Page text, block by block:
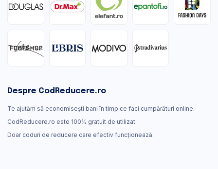
Despre CodReducere.ro
Te ajutăm să economisești bani în timp ce faci cumpărături online.
CodReducere.ro este 100% gratuit de utilizat.
Doar coduri de reducere care efectiv funcţionează.